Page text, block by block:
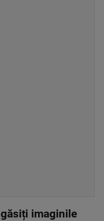
găsiți imaginile